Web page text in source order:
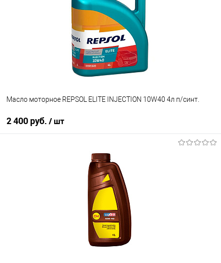
Недоступно
Масло моторное REPSOL ELITE INJECTION 10W40 4л п/синт.
2 400 руб. / шт